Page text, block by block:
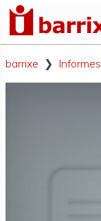
barrixe Informes